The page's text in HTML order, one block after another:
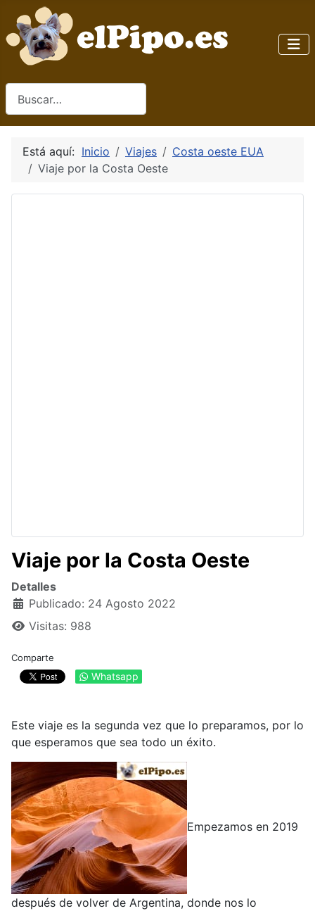
Está aquí: Inicio Viajes
Costa oeste EUA
Viaje por la Costa Oeste
Viaje por la Costa Oeste
Detalles
Publicado: 24 Agosto 2022
Visitas: 988
Comparte
Whatsapp
Este viaje es la segunda vez que lo preparamos, por lo
que esperamos que sea todo un éxito.
Empezamos en 2019
después de volver de Argentina, donde nos lo